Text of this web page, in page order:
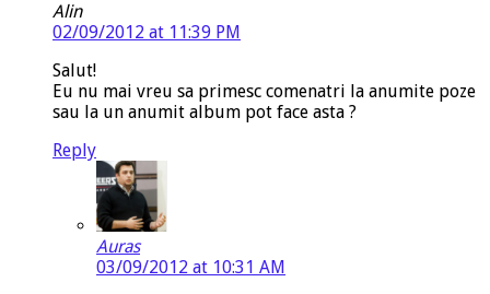
Alin
02/09/2012 at 11:39 PM
Salut!
Eu nu mai vreu sa primesc comenatri la anumite poze
sau la un anumit album pot face asta ?
Reply
Auras
03/09/2012 at 10:31 AM